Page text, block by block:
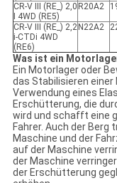
CR-V III (RE_) 2,0
I 4WD (RE5)
R20A2
CR-V III (RE_) 2,2
i-CTDi 4WD
(RE6)
N22A2
Was ist ein
Ein Motorlager oder
das Stabilisieren
Verwendung eines
Erschütterung, die
wird und schafft eine
Fahrer. Auch der
Maschine und der
auf der Maschine
der Maschine
der Erschütterung